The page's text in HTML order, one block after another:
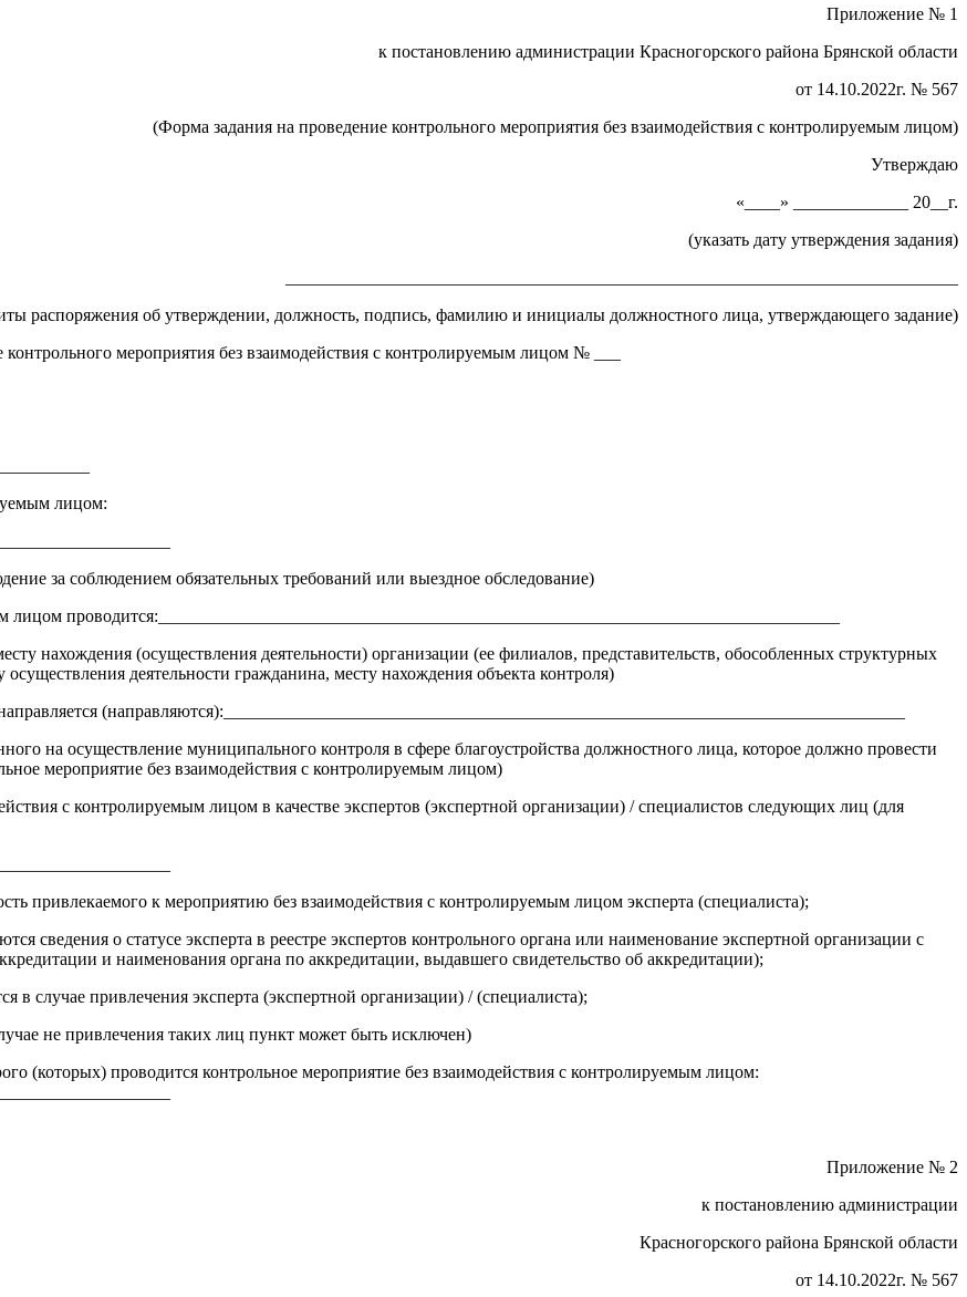
Приложение № 1
к постановлению администрации Красногорского района Брянской области
от 14.10.2022г. № 567
(Форма задания на проведение контрольного мероприятия без взаимодействия с контролируемым лицом)
Утверждаю
«____» _____________ 20__г.
(указать дату утверждения задания)
распоряжения об утверждении, должность, подпись, фамилию и инициалы должностного лица, утверждающего задание)
контрольного мероприятия без взаимодействия с контролируемым лицом № ___
лицом:
за соблюдением обязательных требований или выездное обследование)
проводится:_____________________________________________________________________________
нахождения (осуществления деятельности) организации (ее филиалов, представительств, обособленных структурных
осуществления деятельности гражданина, месту нахождения объекта контроля)
(направляются):_____________________________________________________________________________
на осуществление муниципального контроля в сфере благоустройства должностного лица, которое должно провести
мероприятие без взаимодействия с контролируемым лицом)
с контролируемым лицом в качестве экспертов (экспертной организации) / специалистов следующих лиц (для
привлекаемого к мероприятию без взаимодействия с контролируемым лицом эксперта (специалиста);
сведения о статусе эксперта в реестре экспертов контрольного органа или наименование экспертной организации с
и наименования органа по аккредитации, выдавшего свидетельство об аккредитации);
в случае привлечения эксперта (экспертной организации) / (специалиста);
не привлечения таких лиц пункт может быть исключен)
(которых) проводится контрольное мероприятие без взаимодействия с контролируемым лицом:
Приложение № 2
к постановлению администрации
Красногорского района Брянской области
от 14.10.2022г. № 567